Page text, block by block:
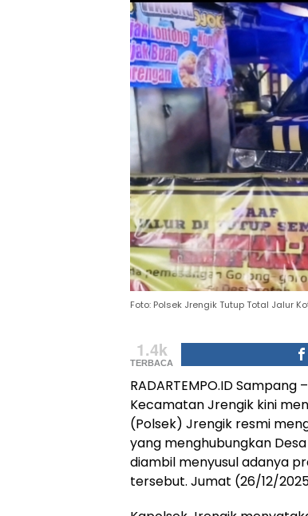
Foto: Polsek Jrengik Tutup Total Jalur
1.4k
TERBACA
RADARTEMPO.ID
Kecamatan Jrengik kini
(Polsek) Jrengik resmi
yang menghubungkan
diambil menyusul adanya
tersebut. Jumat (26/12/